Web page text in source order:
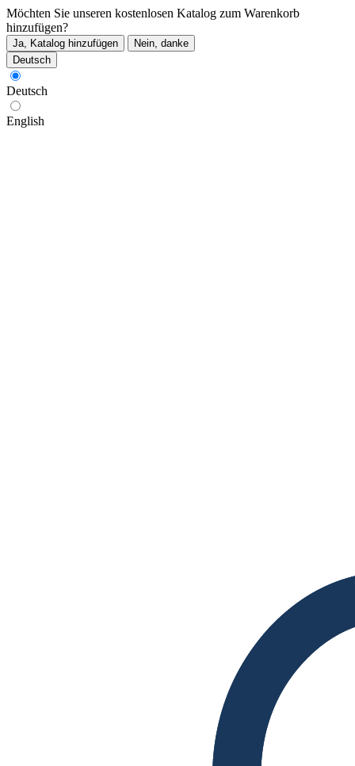
Möchten Sie unseren kostenlosen Katalog zum Warenkorb
hinzufügen?
Ja, Katalog hinzufügen
Nein, danke
Deutsch
Deutsch
English